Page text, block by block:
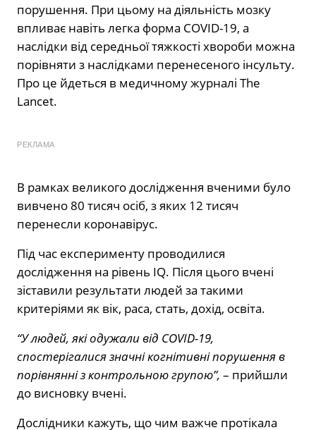
порушення. При цьому на діяльність мозку
впливає навіть легка форма COVID-19, а
наслідки від середньої тяжкості хвороби можна
порівняти з наслідками перенесеного інсульту.
Про це йдеться в медичному журналі The
Lancet.
РЕКЛАМА
В рамках великого дослідження вченими було
вивчено 80 тисяч осіб, з яких 12 тисяч
перенесли коронавірус.
Під час експерименту проводилися
дослідження на рівень IQ. Після цього вчені
зіставили результати людей за такими
критеріями як вік, раса, стать, дохід, освіта.
“У людей, які одужали від COVID-19,
спостерігалися значні когнітивні порушення в
порівнянні з контрольною групою”, – прийшли
до висновку вчені.
Дослідники кажуть, що чим важче протікала